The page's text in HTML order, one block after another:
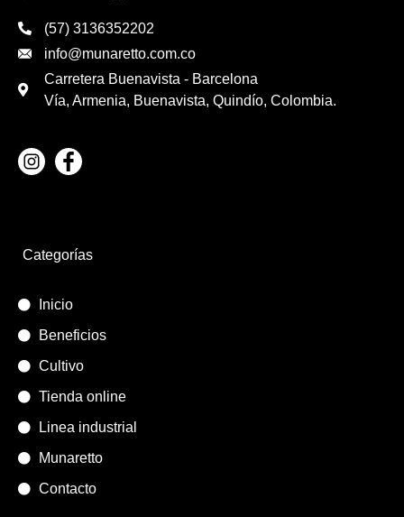
(57) 3136352202
info@munaretto.com.co
Carretera Buenavista - Barcelona
Vía, Armenia, Buenavista, Quindío, Colombia.
Categorías
Inicio
Beneficios
Cultivo
Tienda online
Linea industrial
Munaretto
Contacto